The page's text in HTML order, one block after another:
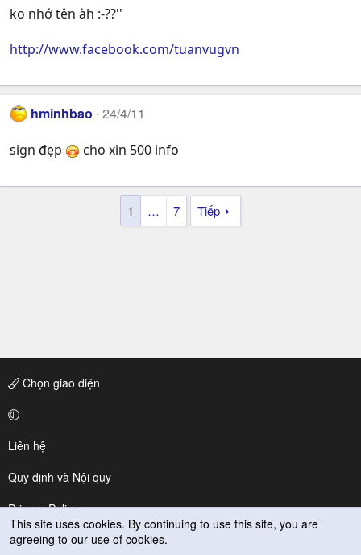
ko nhớ tên àh :-??''
http://www.facebook.com/tuanvugvn
hminhbao 24/4/11
sign đẹp cho xin 500 info
1 … 7 Tiếp
Chọn giao diện
Liên hệ
Quy định và Nội quy
Privacy Policy
Trợ giúp
This site uses cookies. By continuing to use this site, you are
agreeing to our use of cookies.